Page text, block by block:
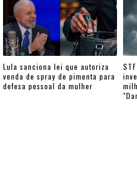
Lula sanciona lei que autoriza
venda de spray de pimenta para
defesa pessoal da mulher